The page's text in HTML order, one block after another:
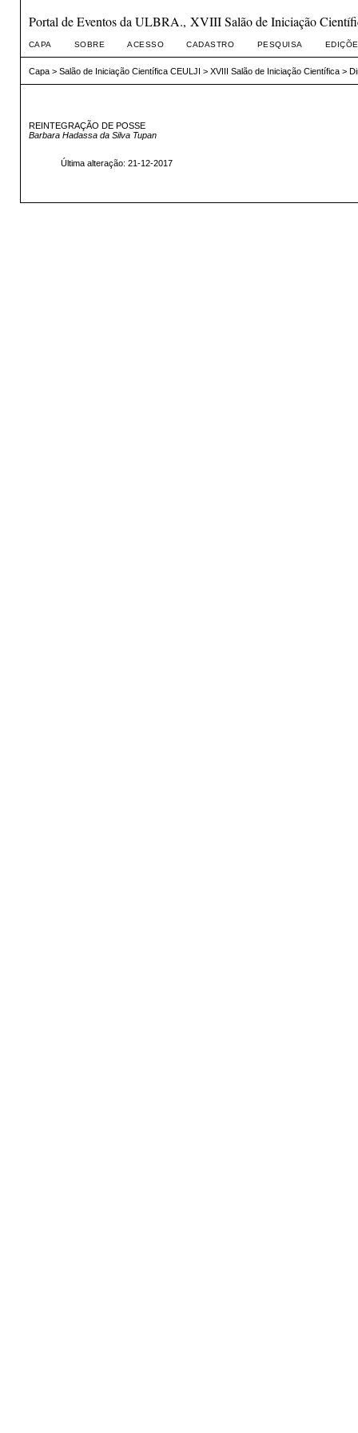
Portal de Eventos da ULBRA., XVIII Salão de Iniciação
CAPA SOBRE ACESSO CADASTRO PESQUISA
Capa> Salão de Iniciação Científica CEULJI > XVIII Salão de Iniciação Científica>
REINTEGRAÇÃO DE POSSE
Barbara Hadassa da Silva Tupan
Última alteração: 21-12-2017